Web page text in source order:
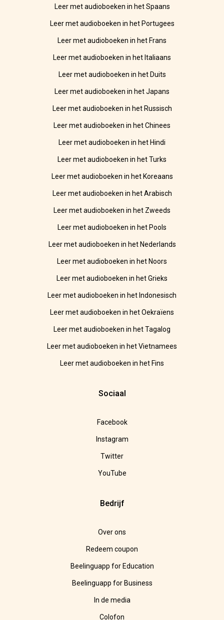
Leer met audioboeken in het Spaans
Leer met audioboeken in het Portugees
Leer met audioboeken in het Frans
Leer met audioboeken in het Italiaans
Leer met audioboeken in het Duits
Leer met audioboeken in het Japans
Leer met audioboeken in het Russisch
Leer met audioboeken in het Chinees
Leer met audioboeken in het Hindi
Leer met audioboeken in het Turks
Leer met audioboeken in het Koreaans
Leer met audioboeken in het Arabisch
Leer met audioboeken in het Zweeds
Leer met audioboeken in het Pools
Leer met audioboeken in het Nederlands
Leer met audioboeken in het Noors
Leer met audioboeken in het Grieks
Leer met audioboeken in het Indonesisch
Leer met audioboeken in het Oekraïens
Leer met audioboeken in het Tagalog
Leer met audioboeken in het Vietnamees
Leer met audioboeken in het Fins
Sociaal
Facebook
Instagram
Twitter
YouTube
Bedrijf
Over ons
Redeem coupon
Beelinguapp for Education
Beelinguapp for Business
In de media
Colofon